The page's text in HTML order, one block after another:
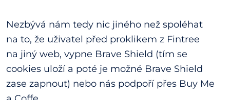
Nezbývá nám tedy nic jiného než spoléhat
na to, že uživatel před proklikem z Fintree
na jiný web, vypne Brave Shield (tím se
cookies uloží a poté je možné Brave Shield
zase zapnout) nebo nás podpoří přes Buy Me